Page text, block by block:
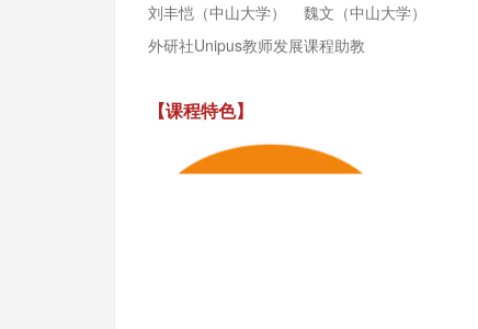
刘丰恺（中山大学） 魏文（中山大学）
外研社Unipus教师发展课程助教
【课程特色】